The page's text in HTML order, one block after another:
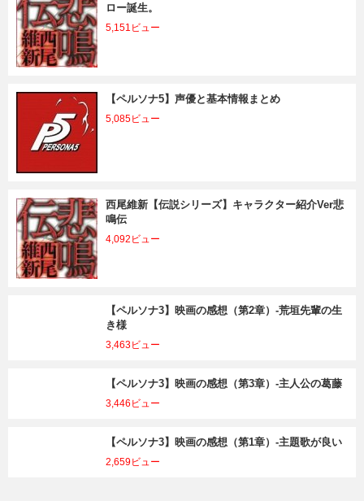
ロー誕生。
5,151ビュー
【ペルソナ5】声優と基本情報まとめ
5,085ビュー
西尾維新【伝説シリーズ】キャラクター紹介Ver悲
鳴伝
4,092ビュー
【ペルソナ3】映画の感想（第2章）-荒垣先輩の生
き様
3,463ビュー
【ペルソナ3】映画の感想（第3章）-主人公の葛藤
3,446ビュー
【ペルソナ3】映画の感想（第1章）-主題歌が良い
2,659ビュー